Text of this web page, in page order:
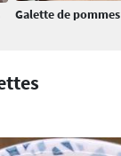
Galette de pommes